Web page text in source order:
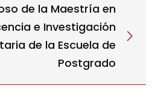
de la Maestría en
e Investigación
de la Escuela de
Postgrado